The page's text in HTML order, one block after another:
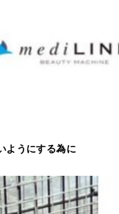
ようにする為に